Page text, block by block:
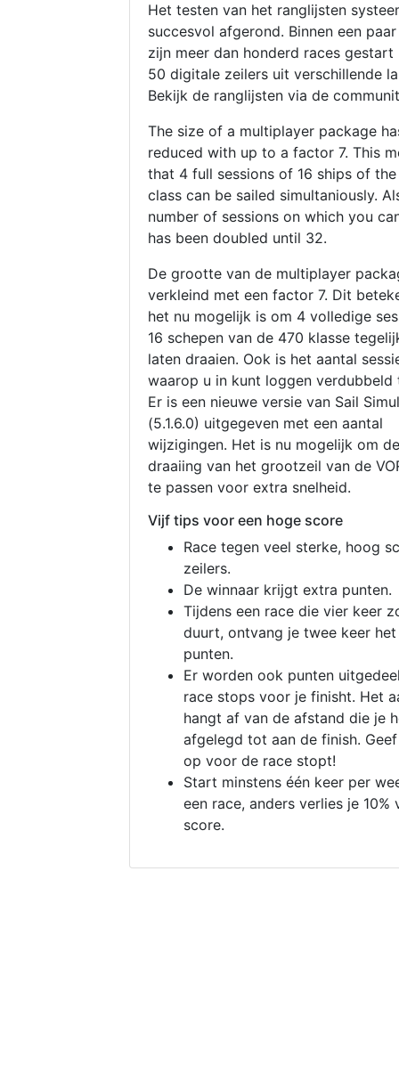
Het testen van het ranglijsten
succesvol afgerond. Binnen een
zijn meer dan honderd races gestart
50 digitale zeilers uit verschillende
Bekijk de ranglijsten via de
The size of a multiplayer package
reduced with up to a factor 7. This
that 4 full sessions of 16 ships of
class can be sailed simultaniously.
number of sessions on which you
has been doubled until 32.
De grootte van de multiplayer
verkleind met een factor 7. Dit
het nu mogelijk is om 4 volledige
16 schepen van de 470 klasse
laten draaien. Ook is het aantal
waarop u in kunt loggen verdubbeld
Er is een nieuwe versie van Sail
(5.1.6.0) uitgegeven met een aantal
wijzigingen. Het is nu mogelijk om de
draaiing van het grootzeil van de
te passen voor extra snelheid.
Vijf tips voor een hoge score
Race tegen veel sterke, hoog
zeilers.
De winnaar krijgt extra punten.
Tijdens een race die vier keer
duurt, ontvang je twee keer
punten.
Er worden ook punten
race stops voor je finisht. Het
hangt af van de afstand die je
afgelegd tot aan de finish.
op voor de race stopt!
Start minstens één keer per
een race, anders verlies je 10%
score.